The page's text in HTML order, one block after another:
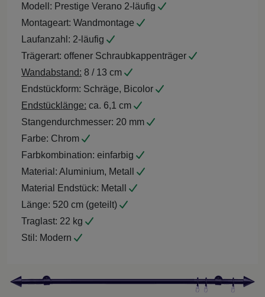
Modell: Prestige Verano 2-läufig
Montageart: Wandmontage
Laufanzahl: 2-läufig
Trägerart: offener Schraubkappenträger
Wandabstand: 8 / 13 cm
Endstückform: Schräge, Bicolor
Endstücklänge: ca. 6,1 cm
Stangendurchmesser: 20 mm
Farbe: Chrom
Farbkombination: einfarbig
Material: Aluminium, Metall
Material Endstück: Metall
Länge: 520 cm (geteilt)
Traglast: 22 kg
Stil: Modern